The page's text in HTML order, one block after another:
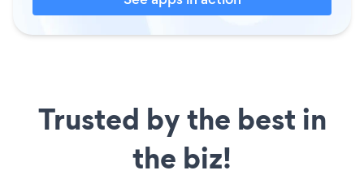
Trusted by the best in
the biz!